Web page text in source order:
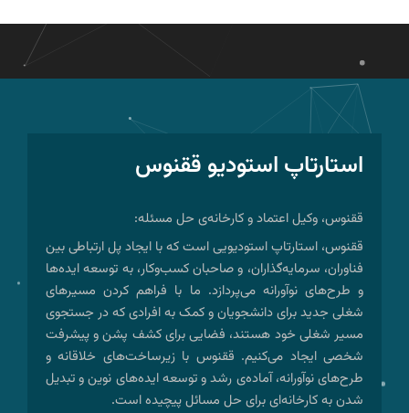
استارتاپ استودیو ققنوس
ققنوس، وکیل اعتماد و کارخانه‌ی حل مسئله:
ققنوس، استارتاپ استودیویی است که با ایجاد پل ارتباطی بین
فناوران، سرمایه‌گذاران، و صاحبان کسب‌وکار، به توسعه ایده‌ها
و طرح‌های نوآورانه می‌پردازد. ما با فراهم کردن مسیرهای
شغلی جدید برای دانشجویان و کمک به افرادی که در جستجوی
مسیر شغلی خود هستند، فضایی برای کشف پشن و پیشرفت
شخصی ایجاد می‌کنیم. ققنوس با زیرساخت‌های خلاقانه و
طرح‌های نوآورانه، آماده‌ی رشد و توسعه ایده‌های نوین و تبدیل
شدن به کارخانه‌ای برای حل مسائل پیچیده است.